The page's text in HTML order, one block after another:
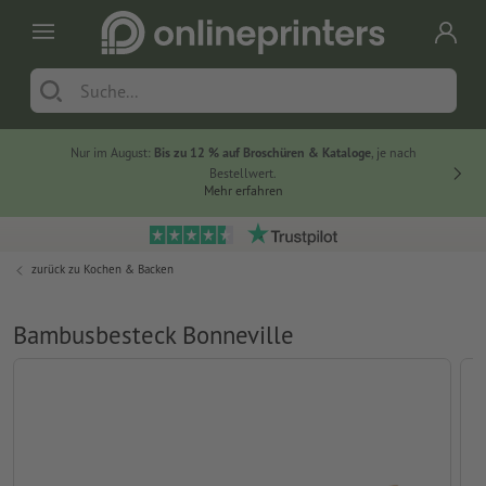
Nur im August: Bis zu 12 % auf Broschüren & Kataloge, je nach
Bestellwert.
Mehr erfahren
zurück zu Kochen & Backen
Bambusbesteck Bonneville